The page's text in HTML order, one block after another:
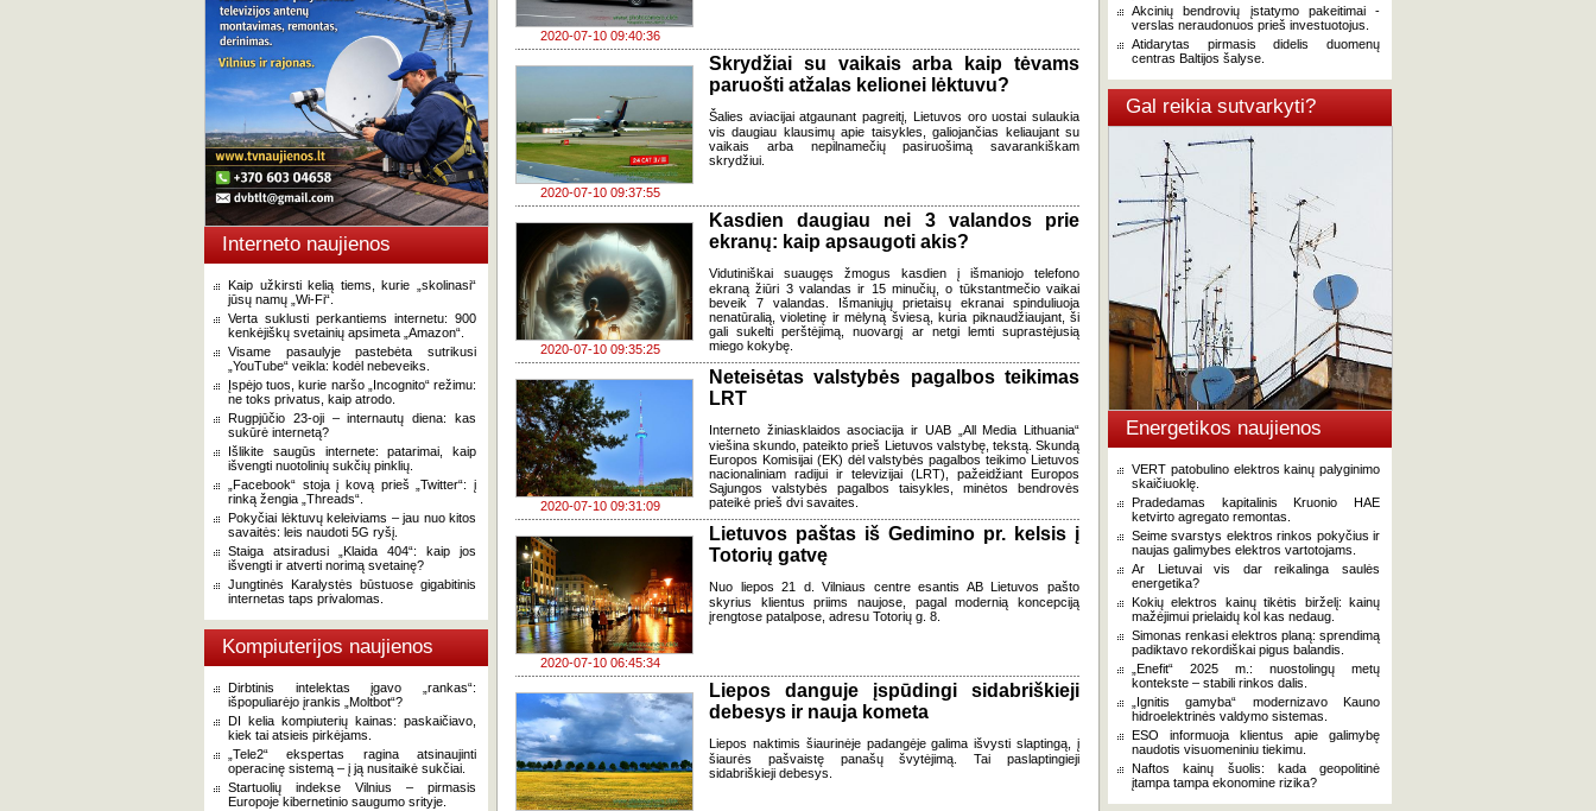
Interneto naujienos
Kaip užkirsti kelią tiems, kurie „skolinasi“
jūsų namų „Wi-Fi“.
Verta suklusti perkantiems internetu: 900
kenkėjiškų svetainių apsimeta „Amazon“.
Visame pasaulyje pastebėta sutrikusi
„YouTube“ veikla: kodėl nebeveiks.
Įspėjo tuos, kurie naršo „Incognito“ režimu:
ne toks privatus, kaip atrodo.
Rugpjūčio 23-oji – internautų diena: kas
sukūrė internetą?
Išlikite saugūs internete: patarimai, kaip
išvengti nuotolinių sukčių pinklių.
„Facebook“ stoja į kovą prieš „Twitter“: į
rinką žengia „Threads“.
Pokyčiai lėktuvų keleiviams – jau nuo kitos
savaitės: leis naudoti 5G ryšį.
Staiga atsiradusi „Klaida 404“: kaip jos
išvengti ir atverti norimą svetainę?
Jungtinės Karalystės būstuose gigabitinis
internetas taps privalomas.
Kompiuterijos naujienos
Dirbtinis intelektas įgavo „rankas“:
išpopuliarėjo įrankis „Moltbot“?
DI kelia kompiuterių kainas: paskaičiavo,
kiek tai atsieis pirkėjams.
„Tele2“ ekspertas ragina atsinaujinti
operacinę sistemą – į ją nusitaikė sukčiai.
Startuolių indekse Vilnius – pirmasis
Europoje kibernetinio saugumo srityje.
2020-07-10 09:40:36
2020-07-10 09:37:55
Skrydžiai su vaikais arba kaip tėvams
paruošti atžalas kelionei lėktuvu?
Šalies aviacijai atgaunant pagreitį, Lietuvos oro uostai sulaukia
vis daugiau klausimų apie taisykles, galiojančias keliaujant su
vaikais arba nepilnamečių pasiruošimą savarankiškam
skrydžiui.
2020-07-10 09:35:25
Kasdien daugiau nei 3 valandos prie
ekranų: kaip apsaugoti akis?
Vidutiniškai suaugęs žmogus kasdien į išmaniojo telefono
ekraną žiūri 3 valandas ir 15 minučių, o tūkstantmečio vaikai
beveik 7 valandas. Išmaniųjų prietaisų ekranai spinduliuoja
nenatūralią, violetinę ir mėlyną šviesą, kuria piknaudžiaujant, ši
gali sukelti perštėjimą, nuovargį ar netgi lemti suprastėjusią
miego kokybę.
2020-07-10 09:31:09
Neteisėtas valstybės pagalbos teikimas
LRT
Interneto žiniasklaidos asociacija ir UAB „All Media Lithuania“
viešina skundo, pateikto prieš Lietuvos valstybę, tekstą. Skundą
Europos Komisijai (EK) dėl valstybės pagalbos teikimo Lietuvos
nacionaliniam radijui ir televizijai (LRT), pažeidžiant Europos
Sąjungos valstybės pagalbos taisykles, minėtos bendrovės
pateikė prieš dvi savaites.
2020-07-10 06:45:34
Lietuvos paštas iš Gedimino pr. kelsis į
Totorių gatvę
Nuo liepos 21 d. Vilniaus centre esantis AB Lietuvos pašto
skyrius klientus priims naujose, pagal modernią koncepciją
įrengtose patalpose, adresu Totorių g. 8.
Liepos danguje įspūdingi sidabriškieji
debesys ir nauja kometa
Liepos naktimis šiaurinėje padangėje galima išvysti slaptingą, į
šiaurės pašvaistę panašų švytėjimą. Tai paslaptingieji
sidabriškieji debesys.
Akcinių bendrovių įstatymo pakeitimai -
verslas neraudonuos prieš investuotojus.
Atidarytas pirmasis didelis duomenų
centras Baltijos šalyse.
Gal reikia sutvarkyti?
Energetikos naujienos
VERT patobulino elektros kainų palyginimo
skaičiuoklę.
Pradedamas kapitalinis Kruonio HAE
ketvirto agregato remontas.
Seime svarstys elektros rinkos pokyčius ir
naujas galimybes elektros vartotojams.
Ar Lietuvai vis dar reikalinga saulės
energetika?
Kokių elektros kainų tikėtis birželį: kainų
mažėjimui prielaidų kol kas nedaug.
Simonas renkasi elektros planą: sprendimą
padiktavo rekordiškai pigus balandis.
„Enefit“ 2025 m.: nuostolingų metų
kontekste – stabili rinkos dalis.
„Ignitis gamyba“ modernizavo Kauno
hidroelektrinės valdymo sistemas.
ESO informuoja klientus apie galimybę
naudotis visuomeniniu tiekimu.
Naftos kainų šuolis: kada geopolitinė
įtampa tampa ekonomine rizika?